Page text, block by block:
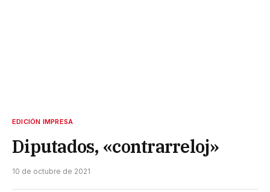
EDICIÓN IMPRESA
Diputados, «contrarreloj»
10 de octubre de 2021